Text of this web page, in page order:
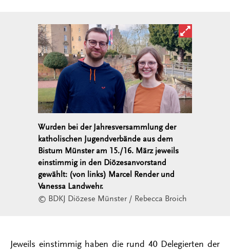
Bild in
Wurden bei der Jahresversammlung der
katholischen Jugendverbände aus dem
Bistum Münster am 15./16. März jeweils
einstimmig in den Diözesanvorstand
gewählt: (von links) Marcel Render und
Vanessa Landwehr.
© BDKJ Diözese Münster / Rebecca Broich
Jeweils einstimmig haben die rund 40 Delegierten der